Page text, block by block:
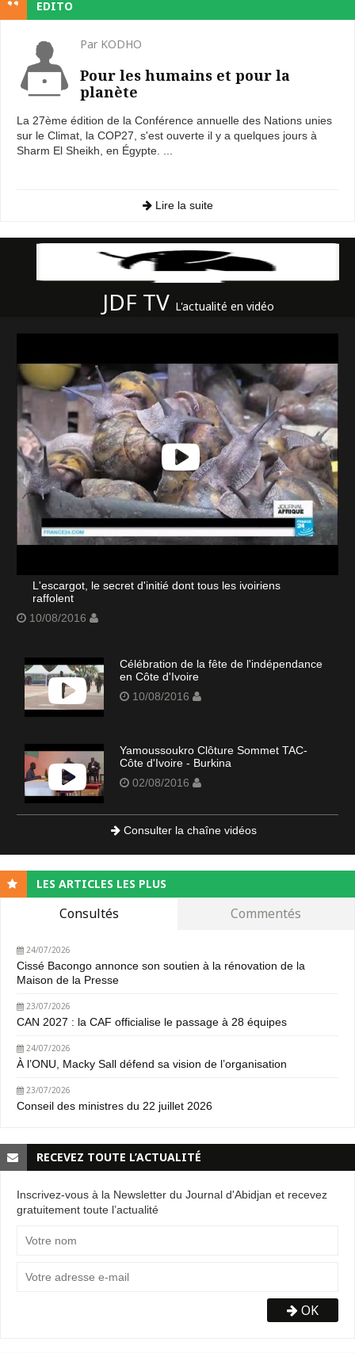
EDITO
Par KODHO
Pour les humains et pour la
planète
La 27ème édition de la Conférence annuelle des Nations unies
sur le Climat, la COP27, s'est ouverte il y a quelques jours à
Sharm El Sheikh, en Égypte. ...
Lire la suite
JDF TV L'actualité en vidéo
L'escargot, le secret d'initié dont tous les ivoiriens
raffolent
10/08/2016
Célébration de la fête de l'indépendance
en Côte d'Ivoire
10/08/2016
Yamoussoukro Clôture Sommet TAC-
Côte d'Ivoire - Burkina
02/08/2016
Consulter la chaîne vidéos
LES ARTICLES LES PLUS
Consultés Commentés
24/07/2026
Cissé Bacongo annonce son soutien à la rénovation de la
Maison de la Presse
23/07/2026
CAN 2027 : la CAF officialise le passage à 28 équipes
24/07/2026
À l’ONU, Macky Sall défend sa vision de l’organisation
23/07/2026
Conseil des ministres du 22 juillet 2026
RECEVEZ TOUTE L’ACTUALITÉ
Inscrivez-vous à la Newsletter du Journal d'Abidjan et recevez
gratuitement toute l’actualité
OK